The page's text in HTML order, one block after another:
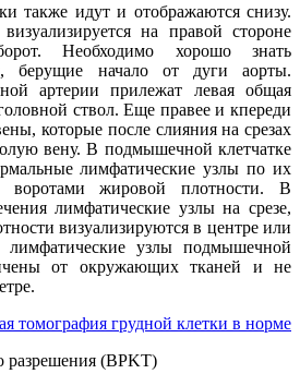
также идут и отображаются снизу.
на правой стороне
Необходимо хорошо знать
берущие начало от дуги аорты.
артерии прилежат левая общая
ствол. Еще правее и кпереди
которые после слияния на срезах
вену. В подмышечной клетчатке
лимфатические узлы по их
воротами жировой плотности. В
лимфатические узлы на срезе,
визуализируются в центре или
узлы подмышечной
от окружающих тканей и не
томография грудной клетки в норме
(BPKT)